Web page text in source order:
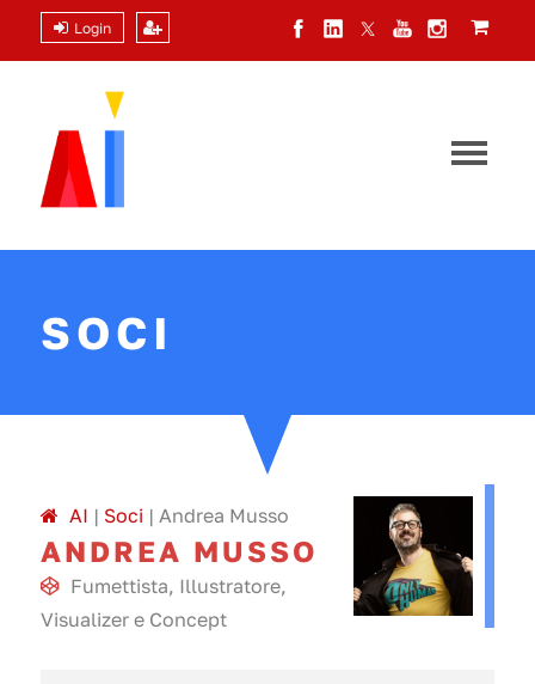
Login
SOCI
AI | Soci | Andrea Musso
ANDREA MUSSO
Fumettista, Illustratore,
Visualizer e Concept